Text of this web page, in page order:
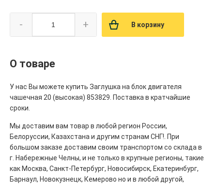
- + В корзину
О товаре
У нас Вы можете купить Заглушка на блок двигателя
чашечная 20 (высокая) 853829. Поставка в кратчайшие
сроки.
Мы доставим вам товар в любой регион России,
Белоруссии, Казахстана и другим странам СНГ!. При
большом заказе доставим своим транспортом со склада в
г. Набережные Челны, и не только в крупные регионы, такие
как Москва, Санкт-Петербург, Новосибирск, Екатеринбург,
Барнаул, Новокузнецк, Кемерово но и в любой другой,